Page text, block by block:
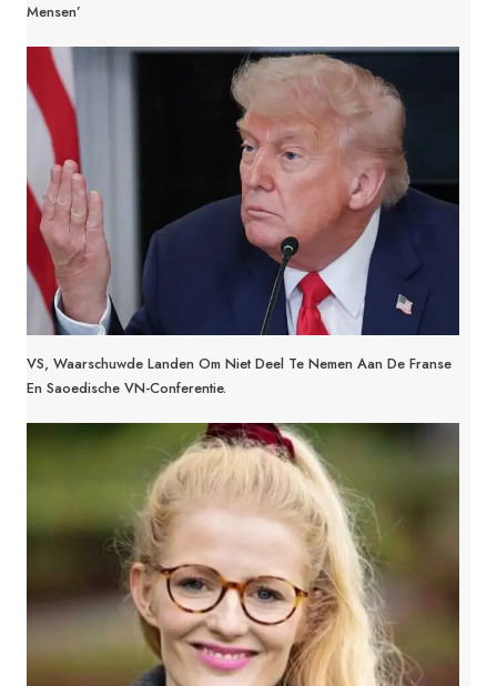
Mensen’
VS, Waarschuwde Landen Om Niet Deel Te Nemen Aan De Franse
En Saoedische VN-Conferentie.